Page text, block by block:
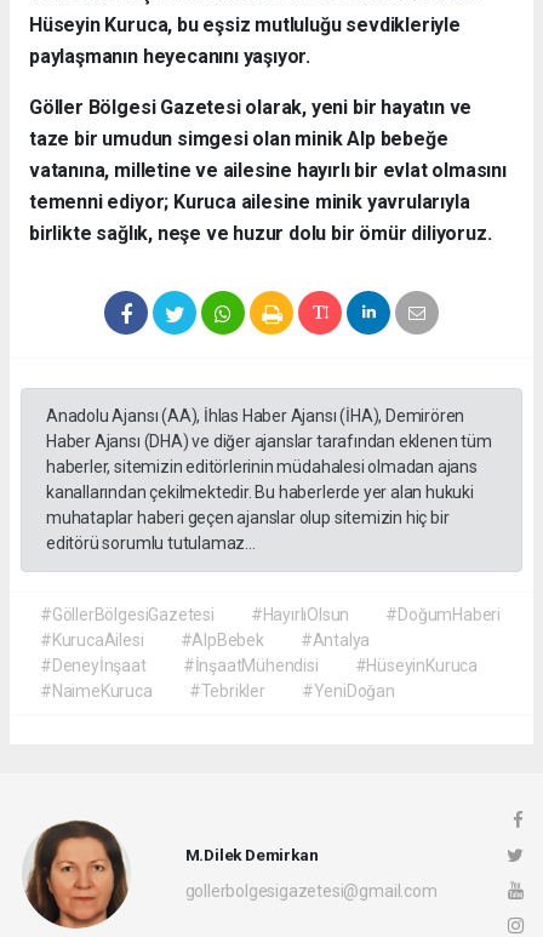
Hüseyin Kuruca, bu eşsiz mutluluğu sevdikleriyle
paylaşmanın heyecanını yaşıyor.
​Göller Bölgesi Gazetesi olarak, yeni bir hayatın ve
taze bir umudun simgesi olan minik Alp bebeğe
vatanına, milletine ve ailesine hayırlı bir evlat olmasını
temenni ediyor; Kuruca ailesine minik yavrularıyla
birlikte sağlık, neşe ve huzur dolu bir ömür diliyoruz.
Anadolu Ajansı (AA), İhlas Haber Ajansı (İHA), Demirören
Haber Ajansı (DHA) ve diğer ajanslar tarafından eklenen tüm
haberler, sitemizin editörlerinin müdahalesi olmadan ajans
kanallarından çekilmektedir. Bu haberlerde yer alan hukuki
muhataplar haberi geçen ajanslar olup sitemizin hiç bir
editörü sorumlu tutulamaz...
#GöllerBölgesiGazetesi #HayırlıOlsun
#DoğumHaberi
#KurucaAilesi
#AlpBebek
#Antalya
#Deneyİnşaat
#İnşaatMühendisi
#HüseyinKuruca
#NaimeKuruca
#Tebrikler #YeniDoğan
M.Dilek Demirkan
gollerbolgesigazetesi@gmail.com